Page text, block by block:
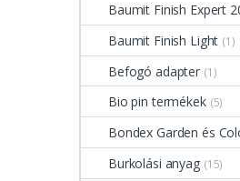
Baumit Finish Expert
Baumit Finish Light (1)
Befogó adapter (1)
Bio pin termékek (5)
Bondex Garden és
Burkolási anyag (15)